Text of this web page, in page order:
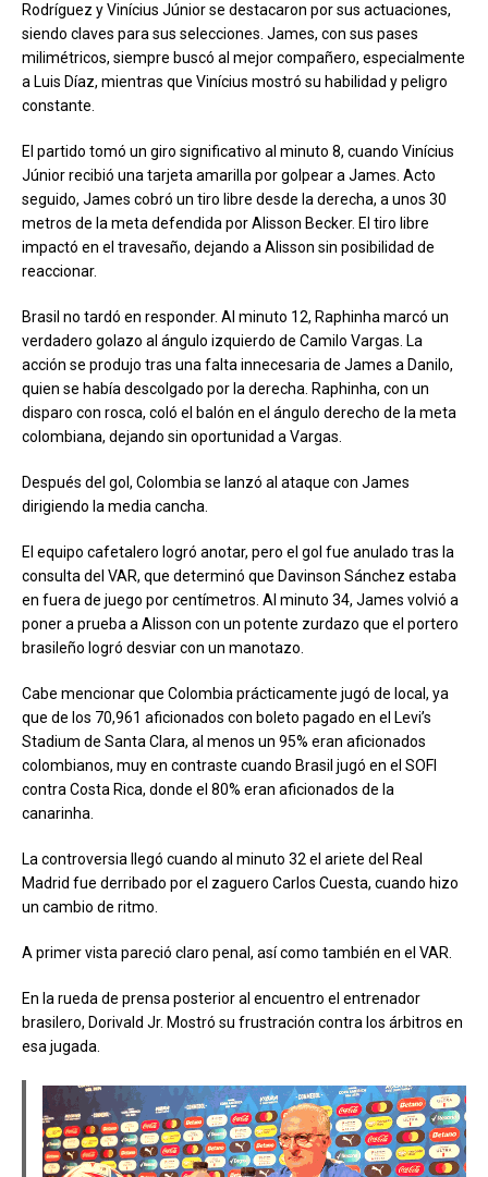
Rodríguez y Vinícius Júnior se destacaron por sus actuaciones,
siendo claves para sus selecciones. James, con sus pases
milimétricos, siempre buscó al mejor compañero, especialmente
a Luis Díaz, mientras que Vinícius mostró su habilidad y peligro
constante.
El partido tomó un giro significativo al minuto 8, cuando Vinícius
Júnior recibió una tarjeta amarilla por golpear a James. Acto
seguido, James cobró un tiro libre desde la derecha, a unos 30
metros de la meta defendida por Alisson Becker. El tiro libre
impactó en el travesaño, dejando a Alisson sin posibilidad de
reaccionar.
Brasil no tardó en responder. Al minuto 12, Raphinha marcó un
verdadero golazo al ángulo izquierdo de Camilo Vargas. La
acción se produjo tras una falta innecesaria de James a Danilo,
quien se había descolgado por la derecha. Raphinha, con un
disparo con rosca, coló el balón en el ángulo derecho de la meta
colombiana, dejando sin oportunidad a Vargas.
Después del gol, Colombia se lanzó al ataque con James
dirigiendo la media cancha.
El equipo cafetalero logró anotar, pero el gol fue anulado tras la
consulta del VAR, que determinó que Davinson Sánchez estaba
en fuera de juego por centímetros. Al minuto 34, James volvió a
poner a prueba a Alisson con un potente zurdazo que el portero
brasileño logró desviar con un manotazo.
Cabe mencionar que Colombia prácticamente jugó de local, ya
que de los 70,961 aficionados con boleto pagado en el Levi’s
Stadium de Santa Clara, al menos un 95% eran aficionados
colombianos, muy en contraste cuando Brasil jugó en el SOFI
contra Costa Rica, donde el 80% eran aficionados de la
canarinha.
La controversia llegó cuando al minuto 32 el ariete del Real
Madrid fue derribado por el zaguero Carlos Cuesta, cuando hizo
un cambio de ritmo.
A primer vista pareció claro penal, así como también en el VAR.
En la rueda de prensa posterior al encuentro el entrenador
brasilero, Dorivald Jr. Mostró su frustración contra los árbitros en
esa jugada.